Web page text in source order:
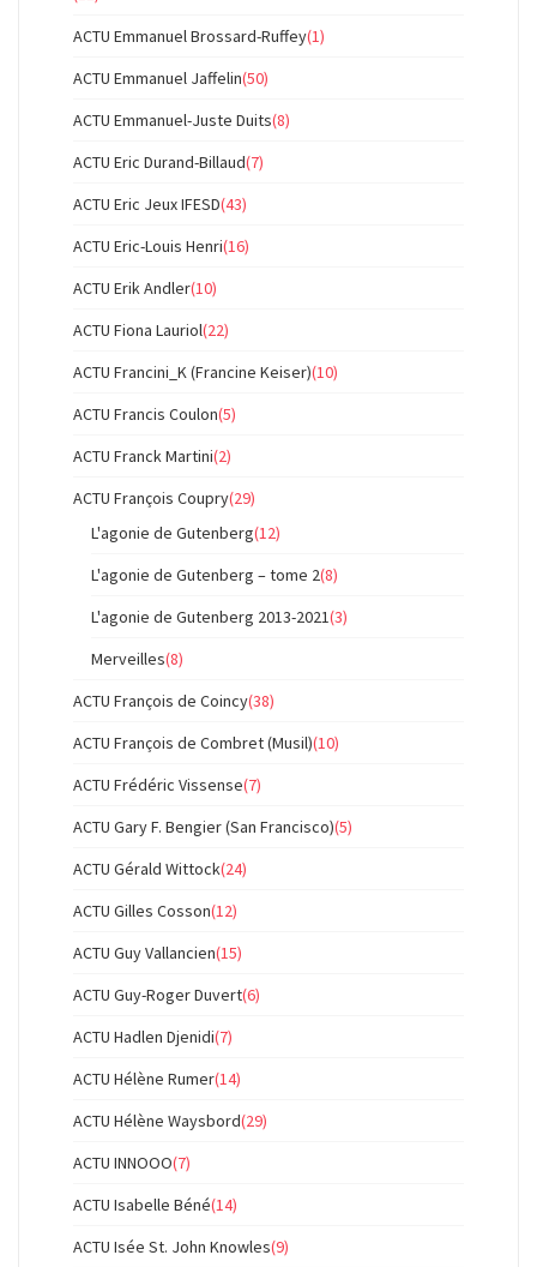
ACTU Emmanuel Brossard-Ruffey(1)
ACTU Emmanuel Jaffelin(50)
ACTU Emmanuel-Juste Duits(8)
ACTU Eric Durand-Billaud(7)
ACTU Eric Jeux IFESD(43)
ACTU Eric-Louis Henri(16)
ACTU Erik Andler(10)
ACTU Fiona Lauriol(22)
ACTU Francini_K (Francine Keiser)(10)
ACTU Francis Coulon(5)
ACTU Franck Martini(2)
ACTU François Coupry(29)
L'agonie de Gutenberg(12)
L'agonie de Gutenberg – tome 2(8)
L'agonie de Gutenberg 2013-2021(3)
Merveilles(8)
ACTU François de Coincy(38)
ACTU François de Combret (Musil)(10)
ACTU Frédéric Vissense(7)
ACTU Gary F. Bengier (San Francisco)(5)
ACTU Gérald Wittock(24)
ACTU Gilles Cosson(12)
ACTU Guy Vallancien(15)
ACTU Guy-Roger Duvert(6)
ACTU Hadlen Djenidi(7)
ACTU Hélène Rumer(14)
ACTU Hélène Waysbord(29)
ACTU INNOOO(7)
ACTU Isabelle Béné(14)
ACTU Isée St. John Knowles(9)